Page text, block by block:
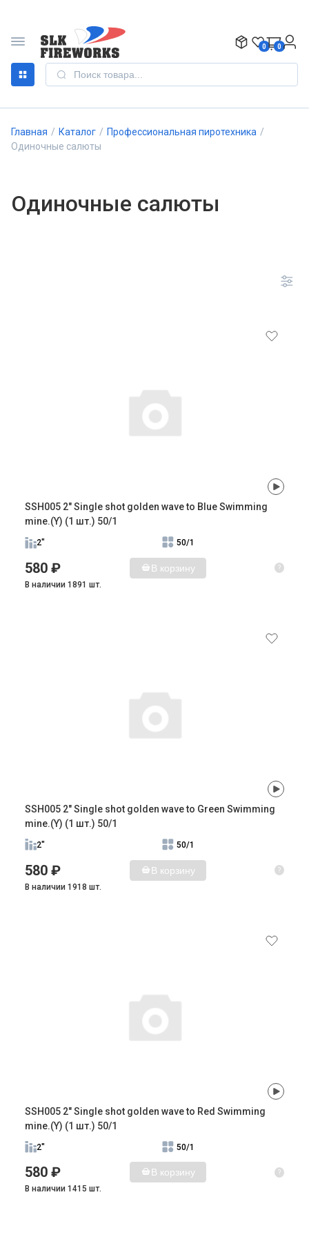
0 0
Главная / Каталог / Профессиональная пиротехника /
Одиночные салюты
Одиночные салюты
SSH005 2" Single shot golden wave to Blue Swimming
mine.(Y) (1 шт.) 50/1
2" 50/1
580 ₽ В корзину ?
В наличии 1891 шт.
SSH005 2" Single shot golden wave to Green Swimming
mine.(Y) (1 шт.) 50/1
2" 50/1
580 ₽ В корзину ?
В наличии 1918 шт.
SSH005 2" Single shot golden wave to Red Swimming
mine.(Y) (1 шт.) 50/1
2" 50/1
580 ₽ В корзину ?
В наличии 1415 шт.